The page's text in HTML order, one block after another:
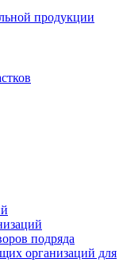
продукции
подряда
организаций для